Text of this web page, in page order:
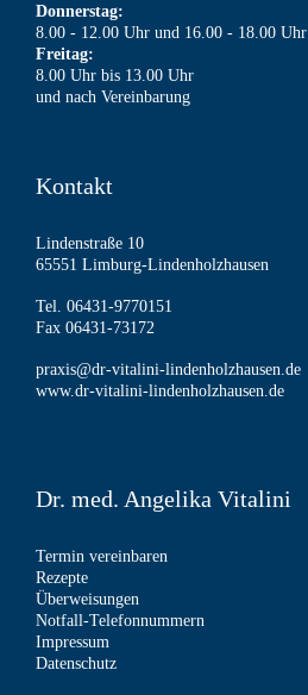
Donnerstag:
8.00 - 12.00 Uhr und 16.00 - 18.00 Uhr
Freitag:
8.00 Uhr bis 13.00 Uhr
und nach Vereinbarung
Kontakt
Lindenstraße 10
65551 Limburg-Lindenholzhausen
Tel. 06431-9770151
Fax 06431-73172
praxis@dr-vitalini-lindenholzhausen.de
www.dr-vitalini-lindenholzhausen.de
Dr. med. Angelika Vitalini
Termin vereinbaren
Rezepte
Überweisungen
Notfall-Telefonnummern
Impressum
Datenschutz